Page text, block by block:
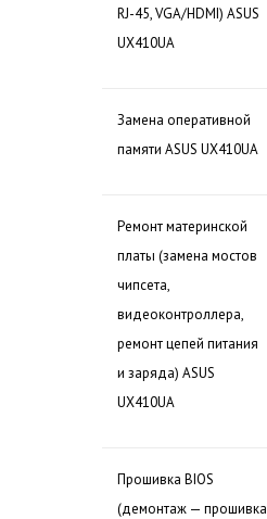
RJ-45, VGA/HDMI) ASUS
UX410UA
Замена оперативной
памяти ASUS UX410UA
Ремонт материнской
платы (замена мостов
чипсета,
видеоконтроллера,
ремонт цепей питания
и заряда) ASUS
UX410UA
Прошивка BIOS
(демонтаж — прошивка